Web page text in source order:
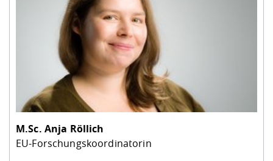
M.Sc. Anja Röllich
EU-Forschungskoordinatorin